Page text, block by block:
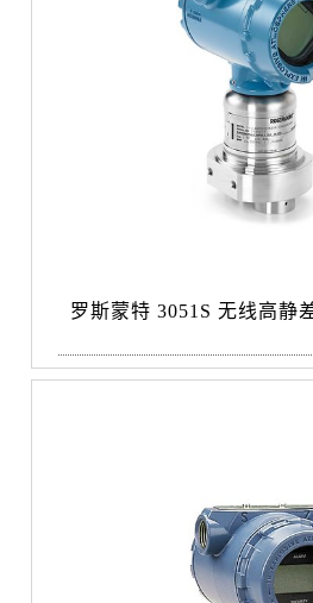
罗斯蒙特 3051S 无线高静